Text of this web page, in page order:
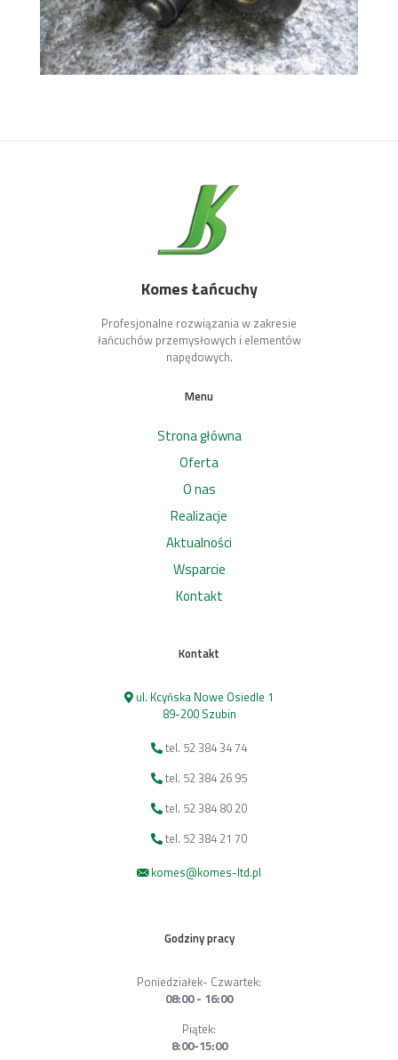
Komes Łańcuchy
Profesjonalne rozwiązania w zakresie
łańcuchów przemysłowych i elementów
napędowych.
Menu
Strona główna
Oferta
O nas
Realizacje
Aktualności
Wsparcie
Kontakt
Kontakt
ul. Kcyńska Nowe Osiedle 1
89-200 Szubin
tel. 52 384 34 74
tel. 52 384 26 95
tel. 52 384 80 20
tel. 52 384 21 70
komes@komes-ltd.pl
Godziny pracy
Poniedziałek- Czwartek:
08:00 - 16:00
Piątek:
8:00-15:00